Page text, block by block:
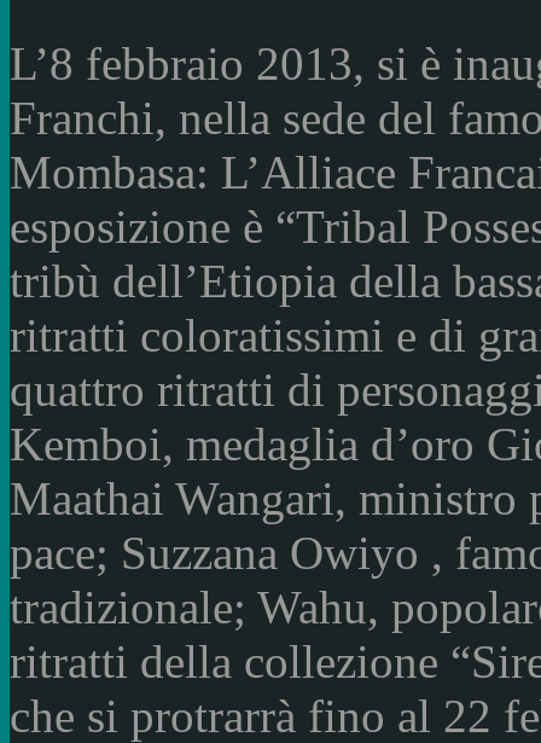
L’8 febbraio 2013, si è
Franchi, nella sede del
Mombasa: L’Alliace
esposizione è “Tribal
tribù dell’Etiopia della
ritratti coloratissimi e di
quattro ritratti di
Kemboi, medaglia d’oro
Maathai Wangari, ministro
pace; Suzzana Owiyo ,
tradizionale; Wahu,
ritratti della collezione
che si protrarrà fino al 22